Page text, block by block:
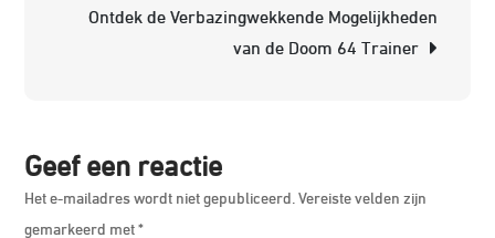
Ontdek de Verbazingwekkende Mogelijkheden
van de Doom 64 Trainer
Geef een reactie
Het e-mailadres wordt niet gepubliceerd. Vereiste velden zijn
gemarkeerd met*